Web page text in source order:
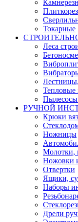
Токарные
Леса
Тепловые
Пылесосы
РУЧНОЙ
Крюки
Ножницы
Молотки,
Ножовки
Отвертки
Ящики,
Наборы
Дрели